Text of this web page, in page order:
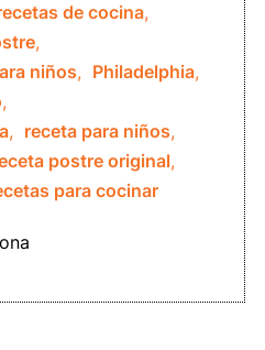
de cocina,
,
niños, Philadelphia,
,
, receta para niños,
postre original,
para cocinar